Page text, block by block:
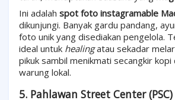
Ini adalah spot foto instagramable
dikunjungi. Banyak gardu pandang,
foto unik yang disediakan pengelola.
ideal untuk healingatau sekadar
pikuk sambil menikmati secangkir kopi
warung lokal.
5. Pahlawan Street Center